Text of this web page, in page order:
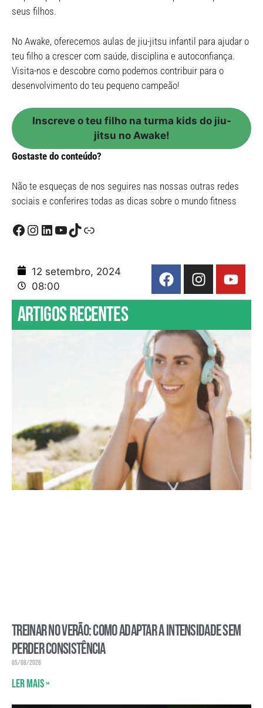
seus filhos.
No Awake, oferecemos aulas de jiu-jitsu infantil para ajudar o
teu filho a crescer com saúde, disciplina e autoconfiança.
Visita-nos e descobre como podemos contribuir para o
desenvolvimento do teu pequeno campeão!
Inscreve o teu filho na turma kids do jiu-
jitsu no Awake!
Gostaste do conteúdo?
Não te esqueças de nos seguires nas nossas outras redes
sociais e conferires todas as dicas sobre o mundo fitness
12 setembro, 2024
08:00
Artigos recentes
Treinar no verão: como adaptar a intensidade sem
perder consistência
05/08/2026
Ler mais »